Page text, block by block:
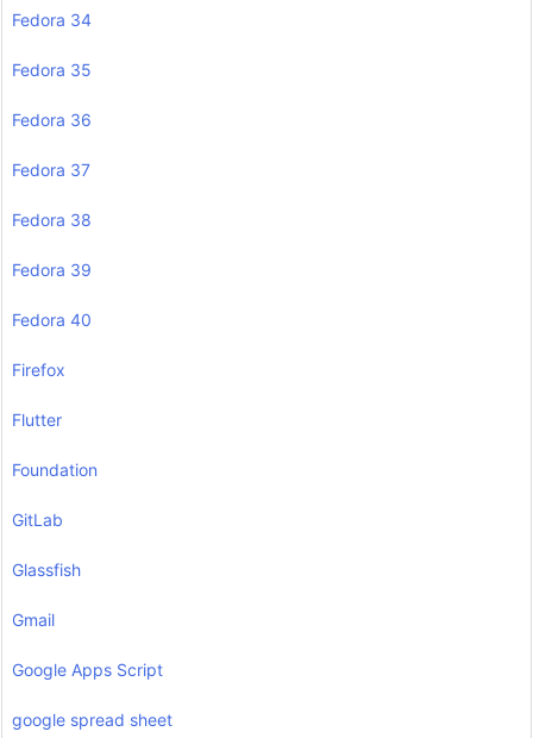
Fedora 34
Fedora 35
Fedora 36
Fedora 37
Fedora 38
Fedora 39
Fedora 40
Firefox
Flutter
Foundation
GitLab
Glassfish
Gmail
Google Apps Script
google spread sheet